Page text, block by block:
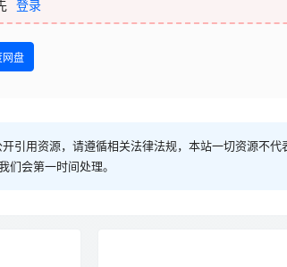
登录
网盘
引用资源，请遵循相关法律法规，本站一切资源不代
们会第一时间处理。